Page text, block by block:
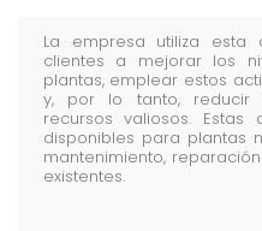
La empresa utiliza
clientes a mejorar los
plantas, emplear estos
y, por lo tanto, reducir
recursos valiosos.
disponibles para plantas
mantenimiento,
existentes.